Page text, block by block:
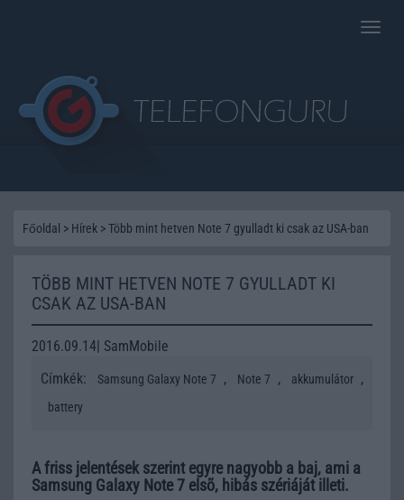
Toggle
Főoldal > Hírek >Több mint hetven Note 7 gyulladt ki csak az USA-ban
TÖBB MINT HETVEN NOTE 7 GYULLADT KI
CSAK AZ USA-BAN
2016.09.14| SamMobile
Címkék:
Samsung Galaxy Note 7 , Note 7 , akkumulátor ,
battery
A friss jelentések szerint egyre nagyobb a baj, ami a
Samsung Galaxy Note 7 elsõ, hibás szériáját illeti.